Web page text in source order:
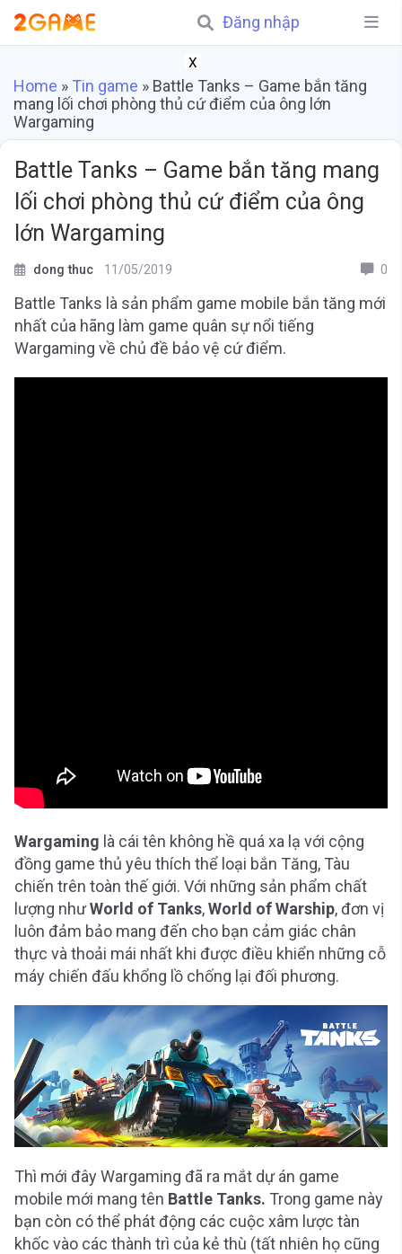
Đăng nhập
X
Home » Tin game » Battle Tanks – Game bắn tăng
mang lối chơi phòng thủ cứ điểm của ông lớn
Wargaming
Battle Tanks – Game bắn tăng mang
lối chơi phòng thủ cứ điểm của ông
lớn Wargaming
dong thuc 11/05/2019 0
Battle Tanks là sản phẩm game mobile bắn tăng mới
nhất của hãng làm game quân sự nổi tiếng
Wargaming về chủ đề bảo vệ cứ điểm.
Wargaming là cái tên không hề quá xa lạ với cộng
đồng game thủ yêu thích thể loại bắn Tăng, Tàu
chiến trên toàn thế giới. Với những sản phẩm chất
lượng nhưWorld of Tanks,World of Warship, đơn vị
luôn đảm bảo mang đến cho bạn cảm giác chân
thực và thoải mái nhất khi được điều khiển những cỗ
máy chiến đấu khổng lồ chống lại đối phương.
Thì mới đây Wargaming đã ra mắt dự án game
mobile mới mang tên Battle Tanks. Trong game này
bạn còn có thể phát động các cuộc xâm lược tàn
khốc vào các thành trì của kẻ thù (tất nhiên họ cũng